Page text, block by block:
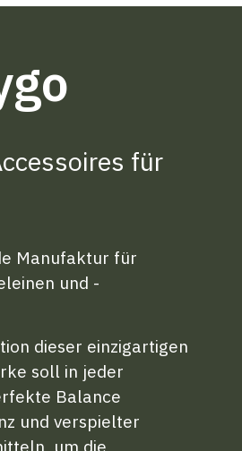
für
Manufaktur für
und -
dieser einzigartigen
soll in jeder
Balance
und verspielter
um die